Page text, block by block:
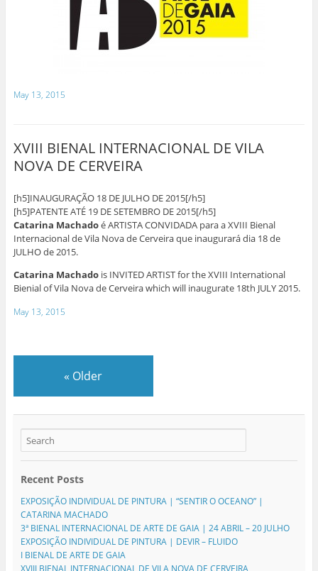
May 13, 2015
XVIII BIENAL INTERNACIONAL DE VILA
NOVA DE CERVEIRA
[h5]INAUGURAÇÃO 18 DE JULHO DE 2015[/h5]
[h5]PATENTE ATÉ 19 DE SETEMBRO DE 2015[/h5]
Catarina Machadoé ARTISTA CONVIDADA para a XVIII Bienal
Internacional de Vila Nova de Cerveira que inaugurará dia 18 de
JULHO de 2015.
Catarina Machadois INVITED ARTIST for the XVIII International
Bienial of Vila Nova de Cerveira which will inaugurate 18th JULY 2015.
May 13, 2015
« Older
Recent Posts
EXPOSIÇÃO INDIVIDUAL DE PINTURA | “SENTIR O OCEANO” |
CATARINA MACHADO
3ª BIENAL INTERNACIONAL DE ARTE DE GAIA | 24 ABRIL – 20 JULHO
EXPOSIÇÃO INDIVIDUAL DE PINTURA | DEVIR – FLUIDO
I BIENAL DE ARTE DE GAIA
XVIII BIENAL INTERNACIONAL DE VILA NOVA DE CERVEIRA